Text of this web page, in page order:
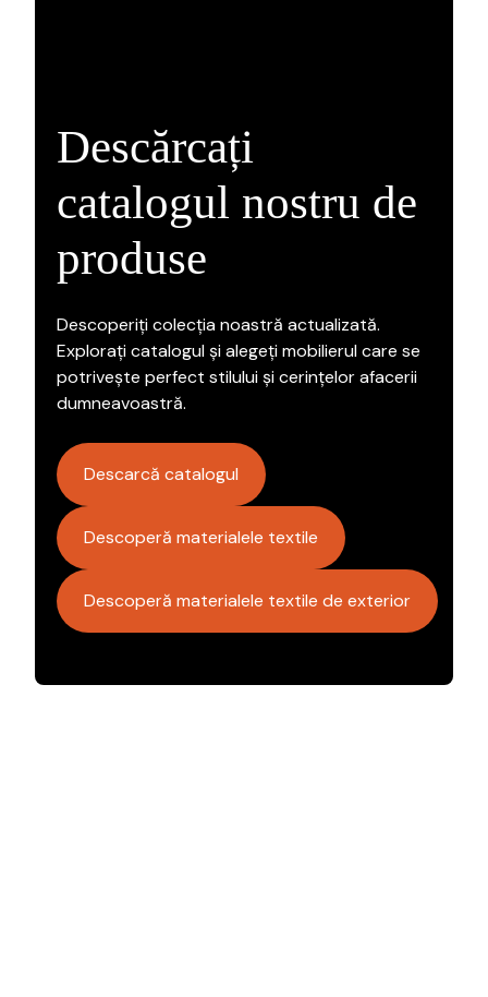
Descărcați
catalogul nostru de
produse
Descoperiți colecția noastră actualizată.
Explorați catalogul și alegeți mobilierul care se
potrivește perfect stilului și cerințelor afacerii
dumneavoastră.
Descarcă catalogul
Descoperă materialele textile
Descoperă materialele textile de exterior